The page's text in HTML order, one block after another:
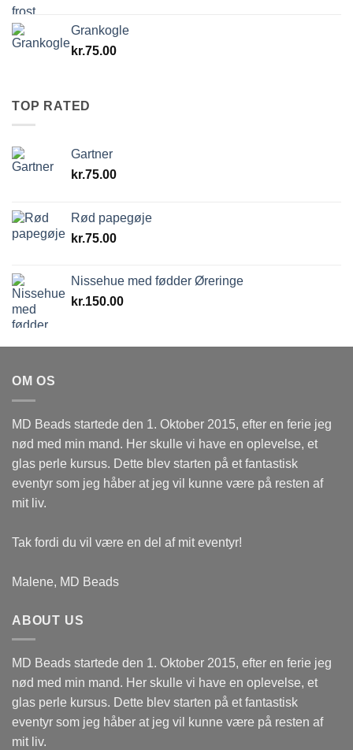
Grankogle
kr.75.00
TOP RATED
Gartner
kr.75.00
Rød papegøje
kr.75.00
Nissehue med fødder Øreringe
kr.150.00
OM OS
MD Beads startede den 1. Oktober 2015, efter en ferie jeg
nød med min mand. Her skulle vi have en oplevelse, et
glas perle kursus. Dette blev starten på et fantastisk
eventyr som jeg håber at jeg vil kunne være på resten af
mit liv.
Tak fordi du vil være en del af mit eventyr!
Malene, MD Beads
ABOUT US
MD Beads startede den 1. Oktober 2015, efter en ferie jeg
nød med min mand. Her skulle vi have en oplevelse, et
glas perle kursus. Dette blev starten på et fantastisk
eventyr som jeg håber at jeg vil kunne være på resten af
mit liv.